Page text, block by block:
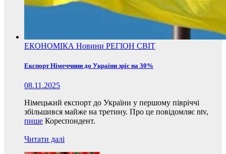
ЕКОНОМІКА Новини РЕГІОН СВІТ
Експорт Німеччини до України зріс на 30%
08.11.2025
Німецький експорт до України у першому півріччі
збільшився майже на третину. Про це повідомляє ntv,
пише Кореспондент.
Читати далі